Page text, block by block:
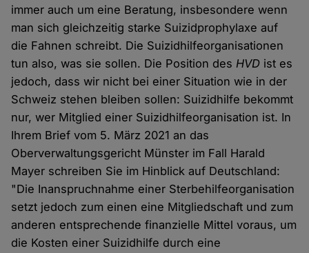
immer auch um eine Beratung, insbesondere wenn
man sich gleichzeitig starke Suizidprophylaxe auf
die Fahnen schreibt. Die Suizidhilfeorganisationen
tun also, was sie sollen. Die Position des HVD ist es
jedoch, dass wir nicht bei einer Situation wie in der
Schweiz stehen bleiben sollen: Suizidhilfe bekommt
nur, wer Mitglied einer Suizidhilfeorganisation ist. In
Ihrem Brief vom 5. März 2021 an das
Oberverwaltungsgericht Münster im Fall Harald
Mayer schreiben Sie im Hinblick auf Deutschland:
"Die Inanspruchnahme einer Sterbehilfeorganisation
setzt jedoch zum einen eine Mitgliedschaft und zum
anderen entsprechende finanzielle Mittel voraus, um
die Kosten einer Suizidhilfe durch eine